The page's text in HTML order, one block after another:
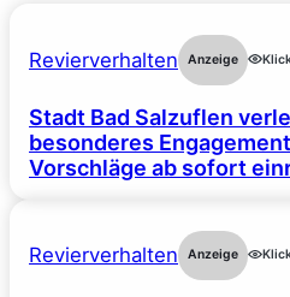
Revierverhalten Anzeige
Stadt Bad Salzuflen
besonderes
Vorschläge ab sofort
Revierverhalten Anzeige